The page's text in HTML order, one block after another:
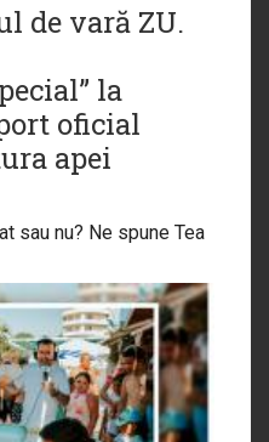
de vară ZU.
la
oficial
apei
sau nu? Ne spune Tea